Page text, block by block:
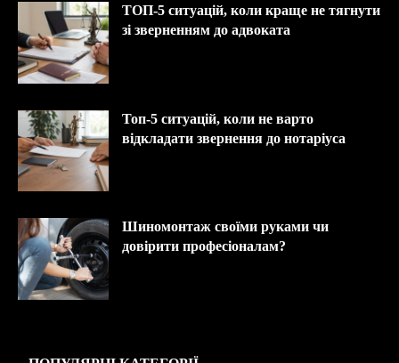
ТОП-5 ситуацій, коли краще не тягнути
зі зверненням до адвоката
Топ-5 ситуацій, коли не варто
відкладати звернення до нотаріуса
Шиномонтаж своїми руками чи
довірити професіоналам?